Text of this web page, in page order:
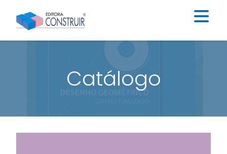
Institucional
Catálogo
Educação Infantil
Ensino Fundamental I
Catálogo